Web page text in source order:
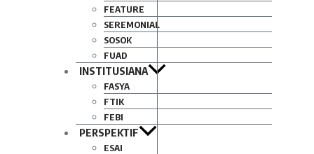
FEATURE
SEREMONIAL
SOSOK
FUAD
INSTITUSIANA
FASYA
FTIK
FEBI
PERSPEKTIF
ESAI